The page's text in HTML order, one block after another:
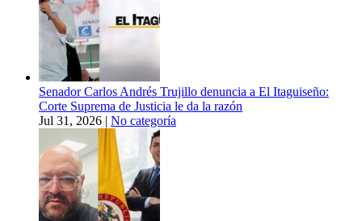
Senador Carlos Andrés Trujillo denuncia a El Itaguiseño:
Corte Suprema de Justicia le da la razón
Jul 31, 2026 | No categoría